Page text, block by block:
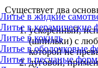
Литье в жидкие
Литье в керамические
Литье в кокиль
Литье в оболочковые
Литье в песчаные
Существует два
ускоренный,
(шпильки) с
которой не
дуговой,